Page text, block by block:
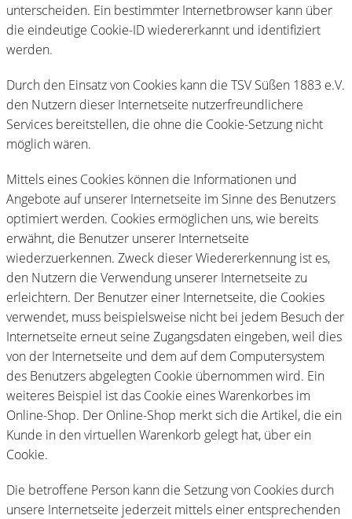
unterscheiden. Ein bestimmter Internetbrowser kann über
die eindeutige Cookie-ID wiedererkannt und identifiziert
werden.
Durch den Einsatz von Cookies kann die TSV Süßen 1883 e.V.
den Nutzern dieser Internetseite nutzerfreundlichere
Services bereitstellen, die ohne die Cookie-Setzung nicht
möglich wären.
Mittels eines Cookies können die Informationen und
Angebote auf unserer Internetseite im Sinne des Benutzers
optimiert werden. Cookies ermöglichen uns, wie bereits
erwähnt, die Benutzer unserer Internetseite
wiederzuerkennen. Zweck dieser Wiedererkennung ist es,
den Nutzern die Verwendung unserer Internetseite zu
erleichtern. Der Benutzer einer Internetseite, die Cookies
verwendet, muss beispielsweise nicht bei jedem Besuch der
Internetseite erneut seine Zugangsdaten eingeben, weil dies
von der Internetseite und dem auf dem Computersystem
des Benutzers abgelegten Cookie übernommen wird. Ein
weiteres Beispiel ist das Cookie eines Warenkorbes im
Online-Shop. Der Online-Shop merkt sich die Artikel, die ein
Kunde in den virtuellen Warenkorb gelegt hat, über ein
Cookie.
Die betroffene Person kann die Setzung von Cookies durch
unsere Internetseite jederzeit mittels einer entsprechenden